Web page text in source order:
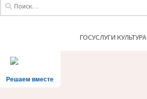
ГОСУСЛУГИ КУЛЬТУРА
Решаем вместе